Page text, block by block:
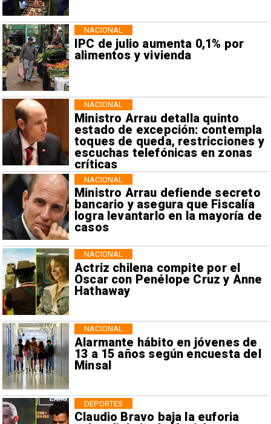
IPC de julio aumenta 0,1% por
alimentos y vivienda
NACIONAL
Ministro Arrau detalla quinto
estado de excepción: contempla
toques de queda, restricciones y
escuchas telefónicas en zonas
críticas
NACIONAL
Ministro Arrau defiende secreto
bancario y asegura que Fiscalía
logra levantarlo en la mayoría de
casos
NACIONAL
Actriz chilena compite por el
Oscar con Penélope Cruz y Anne
Hathaway
NACIONAL
Alarmante hábito en jóvenes de
13 a 15 años según encuesta del
Minsal
NACIONAL
Claudio Bravo baja la euforia
DEPORTES